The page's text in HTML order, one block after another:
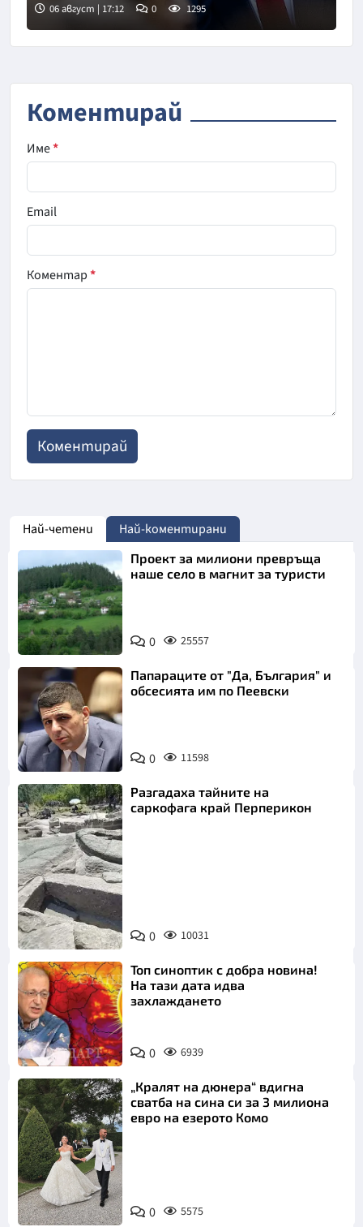
06 август | 17:12 0 1295
Коментирай
Име*
Email
Коментар*
Най-четени Най-коментирани
Проект за милиони превръща
наше село в магнит за туристи
0 25557
Папараците от "Да, България" и
обсесията им по Пеевски
0 11598
Снимка:
Bulgaria ON
AIR
Разгадаха тайните на
саркофага край Перперикон
0 10031
Топ синоптик с добра новина!
На тази дата идва
захлаждането
0 6939
Снимка:
Инстаграм
„Кралят на дюнера“ вдигна
сватба на сина си за 3 милиона
евро на езерото Комо
0 5575